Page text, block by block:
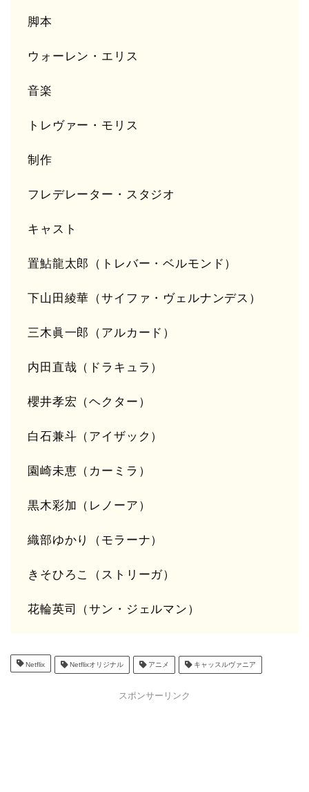
脚本
ウォーレン・エリス
音楽
トレヴァー・モリス
制作
フレデレーター・スタジオ
キャスト
置鮎龍太郎（トレバー・ベルモンド）
下山田綾華（サイファ・ヴェルナンデス）
三木眞一郎（アルカード）
内田直哉（ドラキュラ）
櫻井孝宏（ヘクター）
白石兼斗（アイザック）
園崎未恵（カーミラ）
黒木彩加（レノーア）
織部ゆかり（モラーナ）
きそひろこ（ストリーガ）
花輪英司（サン・ジェルマン）
Netflix Netflixオリジナル アニメ キャッスルヴァニア
スポンサーリンク